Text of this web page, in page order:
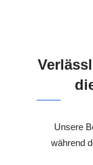
Unsere
während